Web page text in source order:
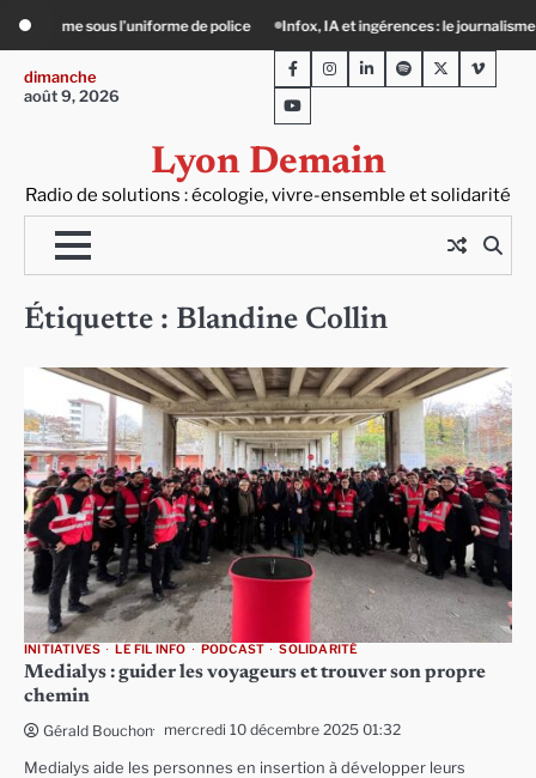
content
de police Infox, IA et ingérences : le journalisme peut-il encore lutter
dimanche
août 9, 2026
Lyon Demain
Radio de solutions : écologie, vivre-ensemble et solidarité
FacebookInstagram
LinkedInSpotifyTwitterViméo
Youtube
Étiquette : Blandine Collin
INITIATIVES LE FIL INFO PODCAST SOLIDARITÉ
Medialys : guider les voyageurs et trouver son propre
chemin
Gérald Bouchon mercredi 10 décembre 2025 01:32
Medialys aide les personnes en insertion à développer leurs